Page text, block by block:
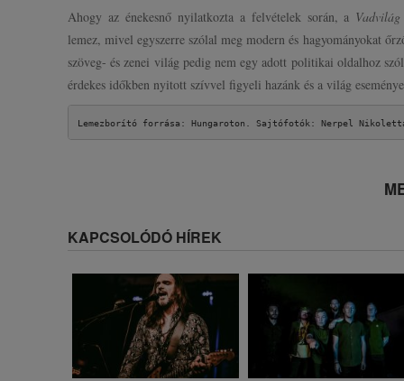
Ahogy az énekesnő nyilatkozta a felvételek során, a Vadvilág
lemez, mivel egyszerre szólal meg modern és hagyományokat
szöveg- és zenei világ pedig nem egy adott politikai oldalhoz
érdekes időkben nyitott szívvel figyeli hazánk és a világ
Lemezborító forrása: Hungaroton. Sajtófotók: Nerpel
KAPCSOLÓDÓ HÍREK